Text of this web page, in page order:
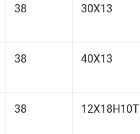
38 30Х13
38 40Х13
38 12Х18Н10Т